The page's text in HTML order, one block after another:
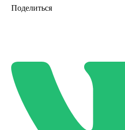
Поделиться